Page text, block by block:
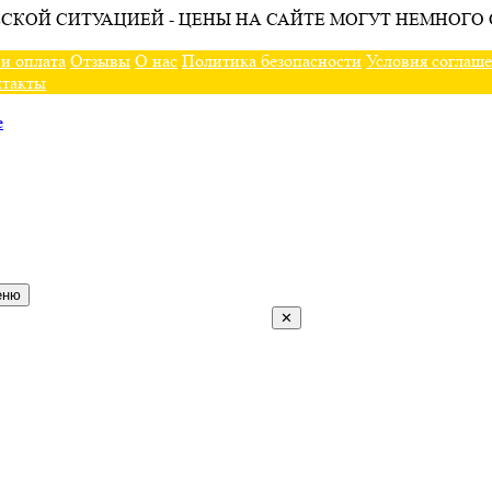
СИТУАЦИЕЙ - ЦЕНЫ НА САЙТЕ МОГУТ НЕМНОГО
оплата Отзывы О нас Политика безопасности Условия
✕